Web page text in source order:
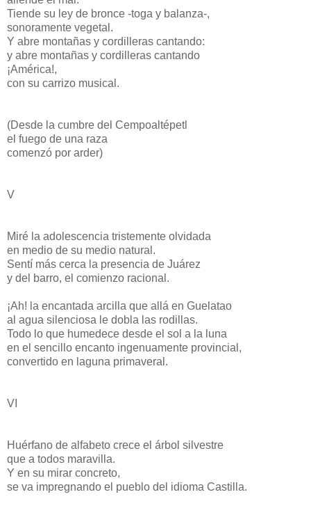
Tiende su ley de bronce -toga y balanza-,
sonoramente vegetal.
Y abre montañas y cordilleras cantando:
y abre montañas y cordilleras cantando
¡América!,
con su carrizo musical.
(Desde la cumbre del Cempoaltépetl
el fuego de una raza
comenzó por arder)
V
Miré la adolescencia tristemente olvidada
en medio de su medio natural.
Sentí más cerca la presencia de Juárez
y del barro, el comienzo racional.
¡Ah! la encantada arcilla que allá en Guelatao
al agua silenciosa le dobla las rodillas.
Todo lo que humedece desde el sol a la luna
en el sencillo encanto ingenuamente provincial,
convertido en laguna primaveral.
VI
Huérfano de alfabeto crece el árbol silvestre
que a todos maravilla.
Y en su mirar concreto,
se va impregnando el pueblo del idioma Castilla.